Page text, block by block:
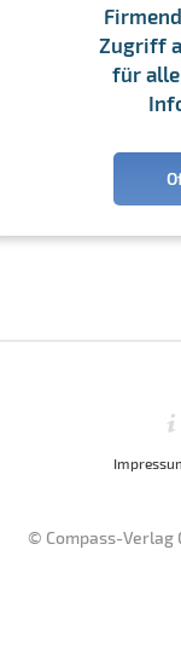
Zugriff
für
© Compass-Verlag